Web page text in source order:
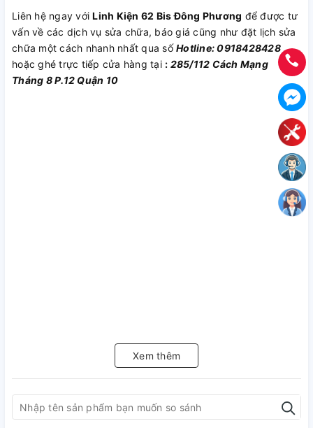
Liên hệ ngay vớiLinh Kiện 62 Bis Đông Phương để được tư
vấn về các dịch vụ sửa chữa, báo giá cũng như đặt lịch sửa
chữa một cách nhanh nhất qua sốHotline: 0918428428
hoặc ghé trực tiếp cửa hàng tại : 285/112 Cách Mạng
Tháng 8 P.12 Quận 10
Xem thêm